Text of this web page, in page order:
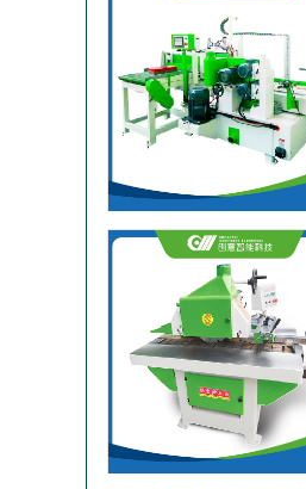
双端梳齿机设备
修边锯机单片纵切锯